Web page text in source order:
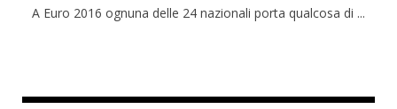
A Euro 2016 ognuna delle 24 nazionali porta qualcosa di ...